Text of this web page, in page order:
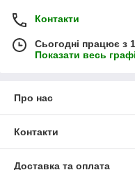
Контакти
Сьогодні працює з
Показати весь
Про нас
Контакти
Доставка та оплата